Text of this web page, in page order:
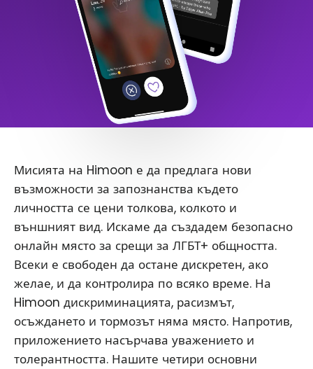
Мисията на Himoon е да предлага нови
възможности за запознанства където
личността се цени толкова, колкото и
външният вид. Искаме да създадем безопасно
онлайн място за срещи за ЛГБТ+ общността.
Всеки е свободен да остане дискретен, ако
желае, и да контролира по всяко време. На
Himoon дискриминацията, расизмът,
осъждането и тормозът няма място. Напротив,
приложението насърчава уважението и
толерантността. Нашите четири основни